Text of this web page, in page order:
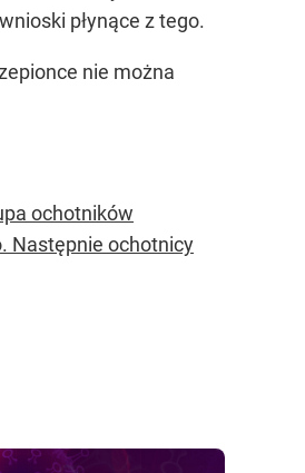
płynące z tego.
nie można
ochotników
Następnie ochotnicy